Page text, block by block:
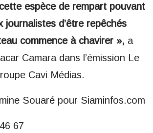
espèce de rempart pouvant
journalistes d’être repêchés
commence à chavirer », a
Camara dans l’émission Le
Cavi Médias.
Souaré pour Siaminfos.com
67